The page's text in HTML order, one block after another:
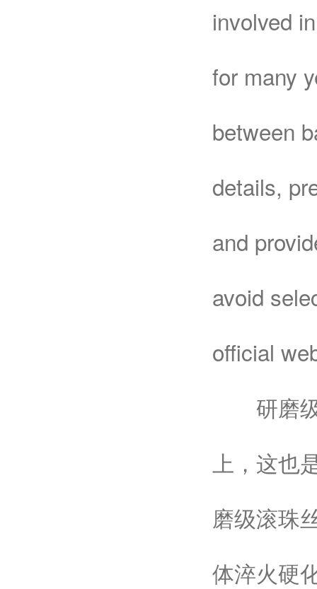
involved
for many
between
details,
and
avoid
official
研磨级
上，这也
磨级滚珠
体淬火硬